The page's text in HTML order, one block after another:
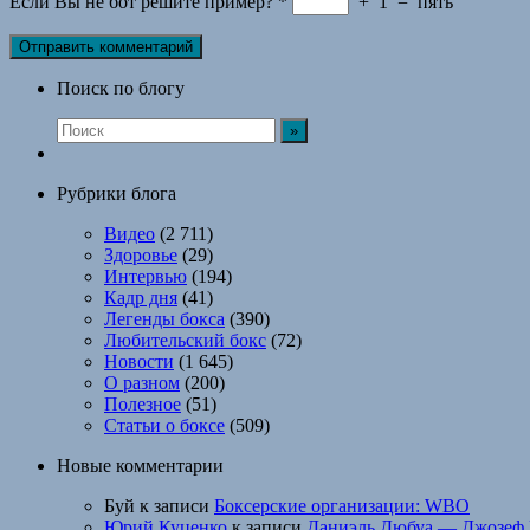
Поиск по блогу
Рубрики блога
Видео (2 711)
Здоровье (29)
Интервью (194)
Кадр дня (41)
Легенды бокса (390)
Любительский бокс (72)
Новости (1 645)
О разном (200)
Полезное (51)
Статьи о боксе (509)
Новые комментарии
Буй к записи Боксерские организации: WBO